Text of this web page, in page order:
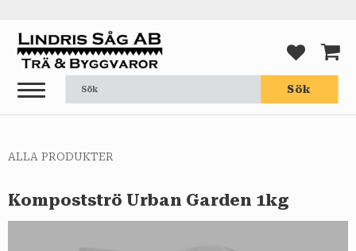
Meny
Sök
ALLA PRODUKTER
Kompostströ Urban Garden 1kg